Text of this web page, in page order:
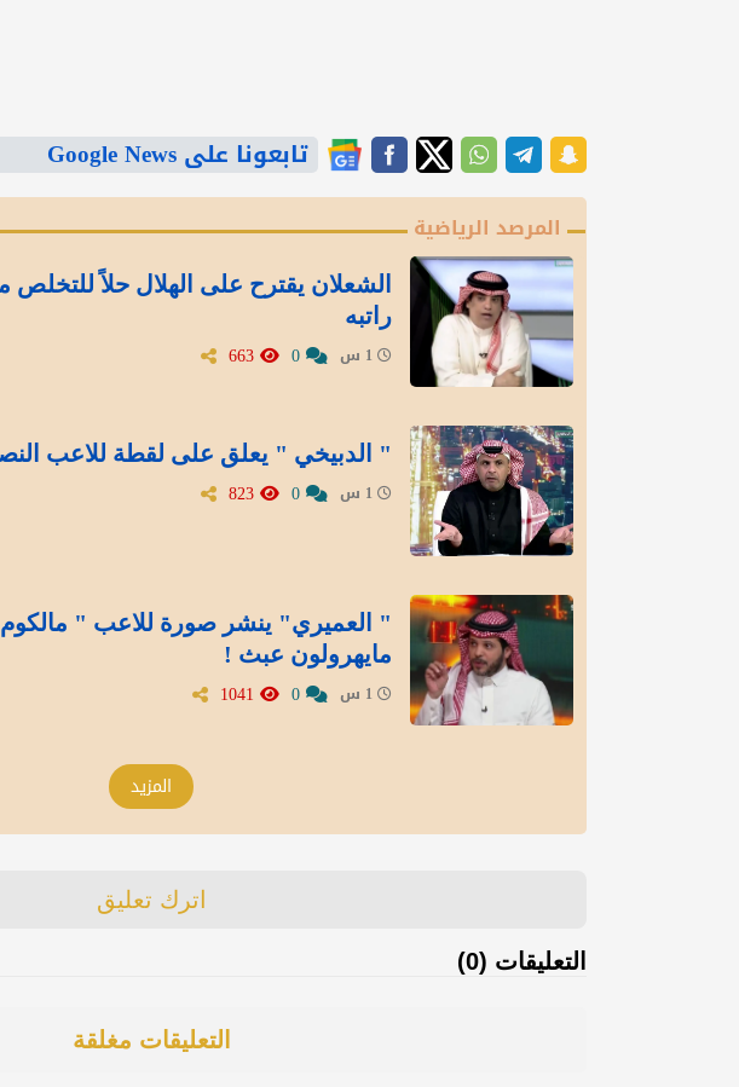
تابعونا على Google News
المرصد الرياضية
الشعلان يقترح على الهلال حلاً
راتبه
" الدبيخي " يعلق على لقطة للاعب
" العميري" ينشر صورة للاعب "
مايهرولون عبث !
المزيد
اترك تعليق
التعليقات (0)
التعليقات مغلقة